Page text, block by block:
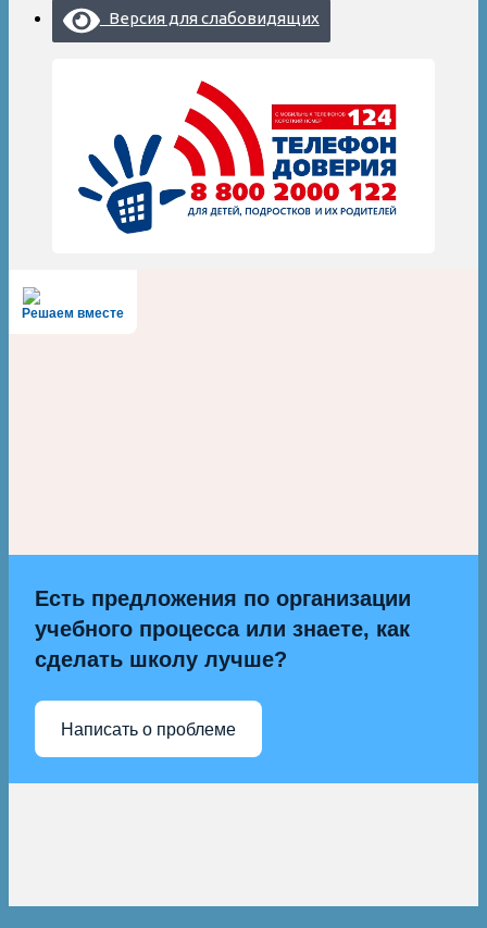
Версия для слабовидящих
Решаем вместе
Есть предложения по организации
учебного процесса или знаете, как
сделать школу лучше?
Написать о проблеме